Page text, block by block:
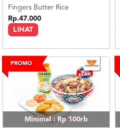
LIHAT
Fingers Butter Rice
Rp.47.000
Minimal : Rp 100rb